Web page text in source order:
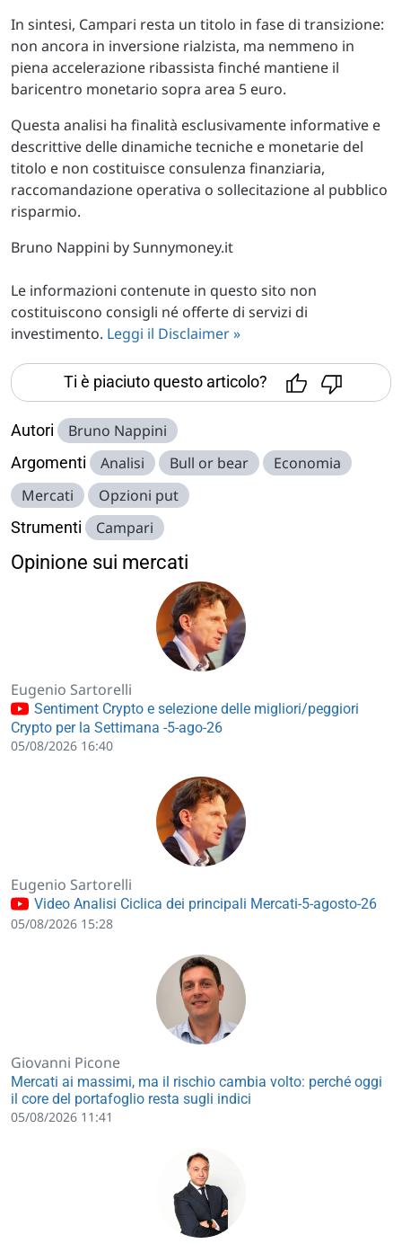
In sintesi, Campari resta un titolo in fase di transizione:
non ancora in inversione rialzista, ma nemmeno in
piena accelerazione ribassista finché mantiene il
baricentro monetario sopra area 5 euro.
Questa analisi ha finalità esclusivamente informative e
descrittive delle dinamiche tecniche e monetarie del
titolo e non costituisce consulenza finanziaria,
raccomandazione operativa o sollecitazione al pubblico
risparmio.
Bruno Nappini by Sunnymoney.it
Le informazioni contenute in questo sito non
costituiscono consigli né offerte di servizi di
investimento. Leggi il Disclaimer »
Ti è piaciuto questo articolo?
Autori Bruno Nappini
Argomenti Analisi Bull or bear
Economia
Mercati
Opzioni put
Strumenti Campari
Opinione sui mercati
Eugenio Sartorelli
Sentiment Crypto e selezione delle migliori/peggiori
Crypto per la Settimana -5-ago-26
05/08/2026 16:40
Eugenio Sartorelli
Video Analisi Ciclica dei principali Mercati-5-agosto-26
05/08/2026 15:28
Giovanni Picone
Mercati ai massimi, ma il rischio cambia volto: perché oggi
il core del portafoglio resta sugli indici
05/08/2026 11:41